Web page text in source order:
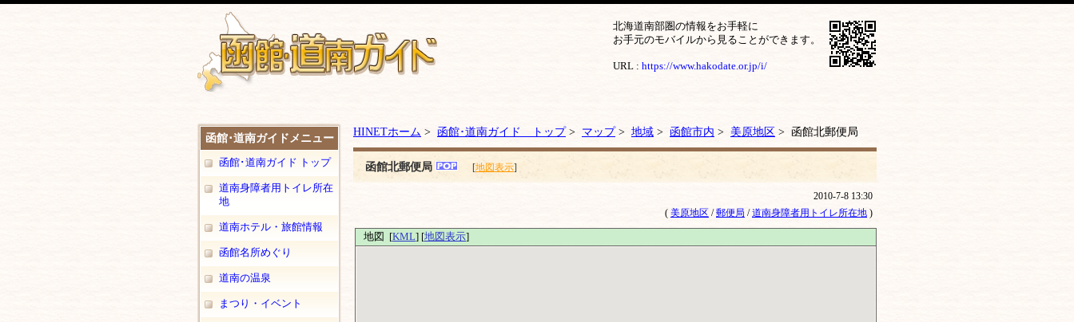
北海道南部圏の情報をお手軽に
お手元のモバイルから見ることができます。
URL : https://www.hakodate.or.jp/i/
函館･道南ガイドメニュー
函館･道南ガイド トップ
道南身障者用トイレ所在
地
道南ホテル・旅館情報
函館名所めぐり
道南の温泉
まつり・イベント
HINETホーム > 函館･道南ガイド トップ> マップ> 地域 > 函館市内 > 美原地区 > 函館北郵便局
函館北郵便局 [地図表示]
2010-7-8 13:30
( 美原地区 /郵便局 /道南身障者用トイレ所在地 )
地図 [KML] [地図表示]